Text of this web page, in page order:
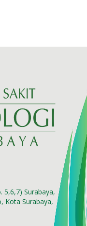
5,6,7) Surabaya,
Kota Surabaya,